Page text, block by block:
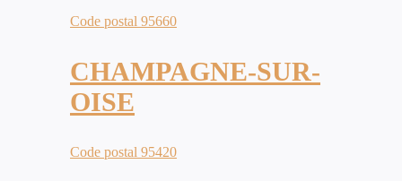
Code postal 95660
CHAMPAGNE-SUR-
OISE
Code postal 95420